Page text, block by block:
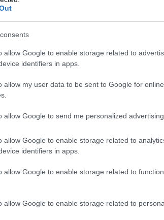
allow Google to enable storage related to
identifiers in apps.
allow my user data to be sent to Google for
allow Google to send me personalized advertising.
allow Google to enable storage related to
identifiers in apps.
allow Google to enable storage related to
allow Google to enable storage related to
cox